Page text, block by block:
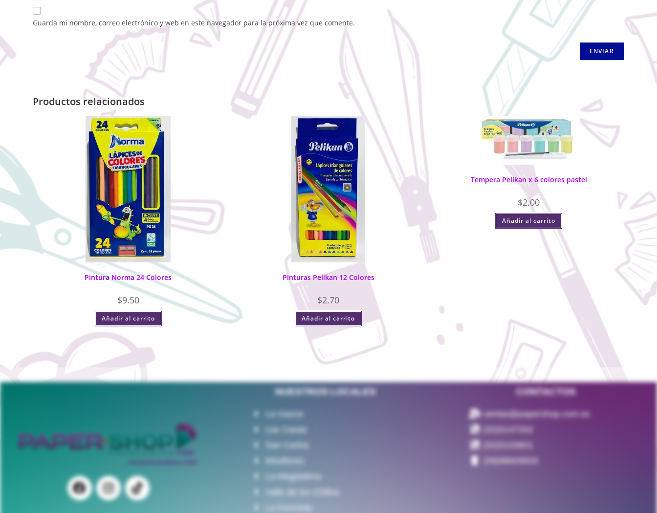
Guarda mi nombre, correo electrónico y web en este navegador para la próxima vez que comente.
Productos relacionados
Pintura Norma 24 Colores
$9.50
Añadir al carrito
Pinturas Pelikan 12 Colores
$2.70
Añadir al carrito
Tempera Pelikan x 6 colores pastel
$2.00
Añadir al carrito
NUESTROS LOCALES
La Gasca
Las Casas
San Carlos
Miraflores
La Magdalena
Valle de los Chillos
La Kennedy
CONTACTOS
ventas@papershop.com.ec
(02)5147202
(02)5103601
(09)98829833